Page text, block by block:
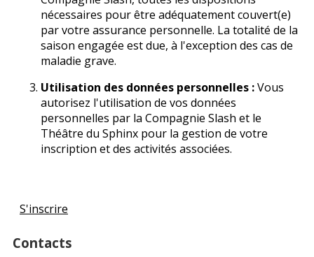
nécessaires pour être adéquatement couvert(e)
par votre assurance personnelle. La totalité de la
saison engagée est due, à l'exception des cas de
maladie grave.
Utilisation des données personnelles :Vous
autorisez l'utilisation de vos données
personnelles par la Compagnie Slash et le
Théâtre du Sphinx pour la gestion de votre
inscription et des activités associées.
S'inscrire
Contacts